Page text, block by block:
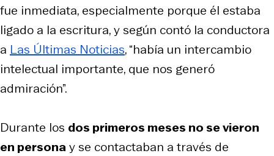
fue inmediata, especialmente porque él estaba
ligado a la escritura, y según contó la conductora
a Las Últimas Noticias, “había un intercambio
intelectual importante, que nos generó
admiración”.
Durante los dos primeros meses no se vieron
en personay se contactaban a través de